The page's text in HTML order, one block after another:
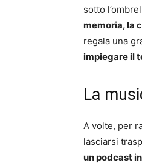
sotto
memoria, la
regala una
impiegare il
La
A volte, per
lasciarsi
un podcast